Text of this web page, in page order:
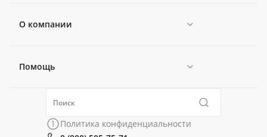
О компании
Новости
Политика конфиденциальности
Помощь
Коллекции
Политика конфиденциальности